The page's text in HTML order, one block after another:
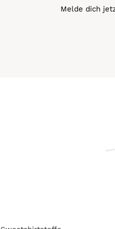
Melde dich